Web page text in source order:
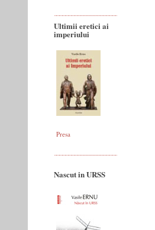
Ultimii eretici ai
imperiului
Presa
Nascut in URSS